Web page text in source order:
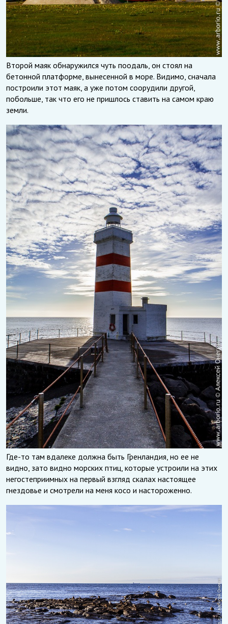
Второй маяк обнаружился чуть поодаль, он стоял на
бетонной платформе, вынесенной в море. Видимо, сначала
построили этот маяк, а уже потом соорудили другой,
побольше, так что его не пришлось ставить на самом краю
земли.
Где-то там вдалеке должна быть Гренландия, но ее не
видно, зато видно морских птиц, которые устроили на этих
негостеприимных на первый взгляд скалах настоящее
гнездовье и смотрели на меня косо и настороженно.